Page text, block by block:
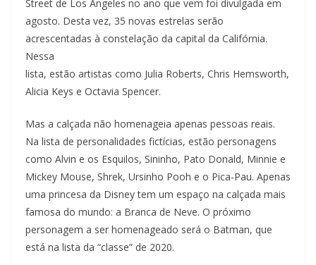
Street de Los Angeles no ano que vem foi divulgada em
agosto. Desta vez, 35 novas estrelas serão
acrescentadas à constelação da capital da Califórnia.
Nessa
lista, estão artistas como Julia Roberts, Chris Hemsworth,
Alicia Keys e Octavia Spencer.
Mas a calçada não homenageia apenas pessoas reais.
Na lista de personalidades fictícias, estão personagens
como Alvin e os Esquilos, Sininho, Pato Donald, Minnie e
Mickey Mouse, Shrek, Ursinho Pooh e o Pica-Pau. Apenas
uma princesa da Disney tem um espaço na calçada mais
famosa do mundo: a Branca de Neve. O próximo
personagem a ser homenageado será o Batman, que
está na lista da “classe” de 2020.